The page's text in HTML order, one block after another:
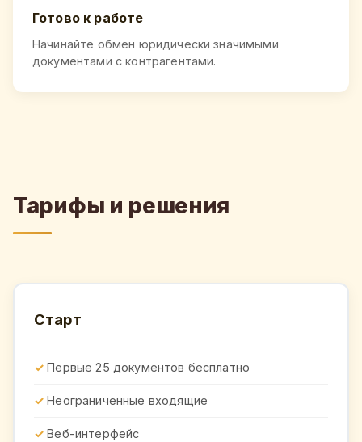
Готово к работе
Начинайте обмен юридически значимыми
документами с контрагентами.
Тарифы и решения
Старт
Первые 25 документов бесплатно
Неограниченные входящие
Веб-интерфейс